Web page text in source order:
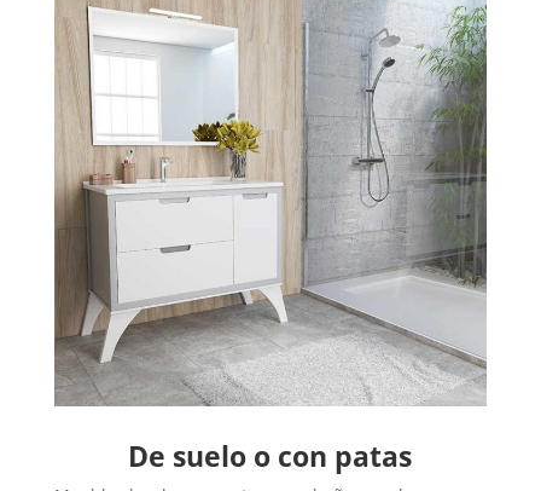
De suelo o con patas